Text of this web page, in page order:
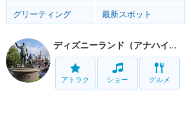
グリーティング
最新スポット
ディズニーランド（アナハイム）
アトラク ショー グルメ